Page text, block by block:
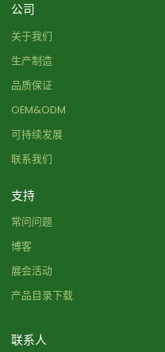
公司
关于我们
生产制造
品质保证
OEM&ODM
可持续发展
联系我们
支持
常问问题
博客
展会活动
产品目录下载
联系人